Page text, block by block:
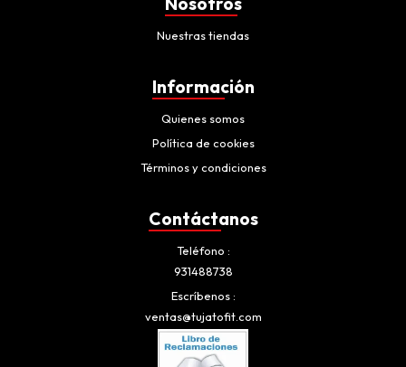
Nuestras tiendas
Información
Quienes somos
Política de cookies
Términos y condiciones
Contáctanos
Teléfono
931488738
Escríbenos
ventas@tujatofit.com